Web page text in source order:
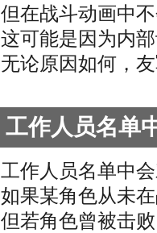
但在战斗动画中
这可能是因为内
无论原因如何，
工作人员名单
工作人员名单中
如果某角色从未
但若角色曾被击